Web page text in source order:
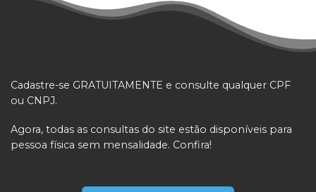
Cadastre-se GRATUITAMENTE e consulte qualquer CPF
ou CNPJ.
Agora, todas as consultas do site estão disponíveis para
pessoa física sem mensalidade. Confira!